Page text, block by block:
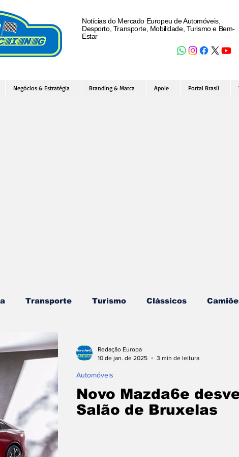
Notícias do Mercado Europeu de Automóveis,
Desporto, Transporte, Mobilidade, Turismo e Bem-
Estar
Negócios & Estratégia Branding & Marca Apoie Portal Brasil
Transporte Turismo Clássicos
Testes e Comparativos
Vídeo Blog - Sobre Rodas
e Lubrificantes
Novo Mazda6e
Salão de Bruxelas
Automóveis
Redação Europa
10 de jan. de 2025
3 min de leitura